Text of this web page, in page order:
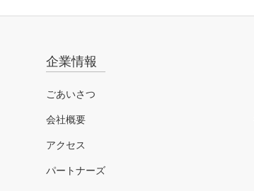
企業情報
ごあいさつ
会社概要
アクセス
パートナーズ